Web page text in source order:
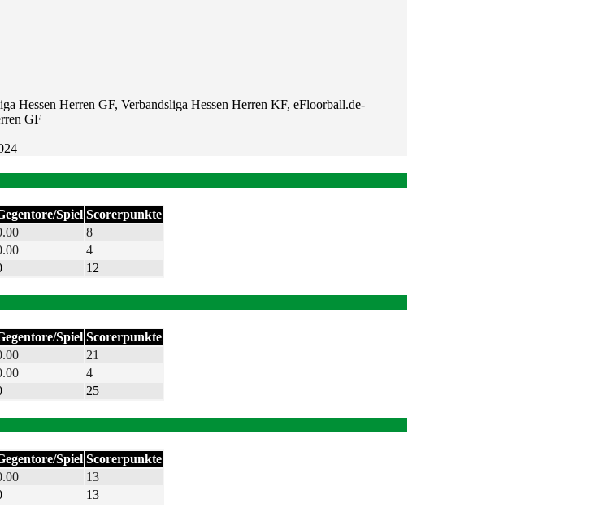
Hessen Herren GF, Verbandsliga Hessen Herren KF, eFloorball.de-
GF
Spiel Scorerpunkte
8
4
12
Spiel Scorerpunkte
21
4
25
Spiel Scorerpunkte
13
13